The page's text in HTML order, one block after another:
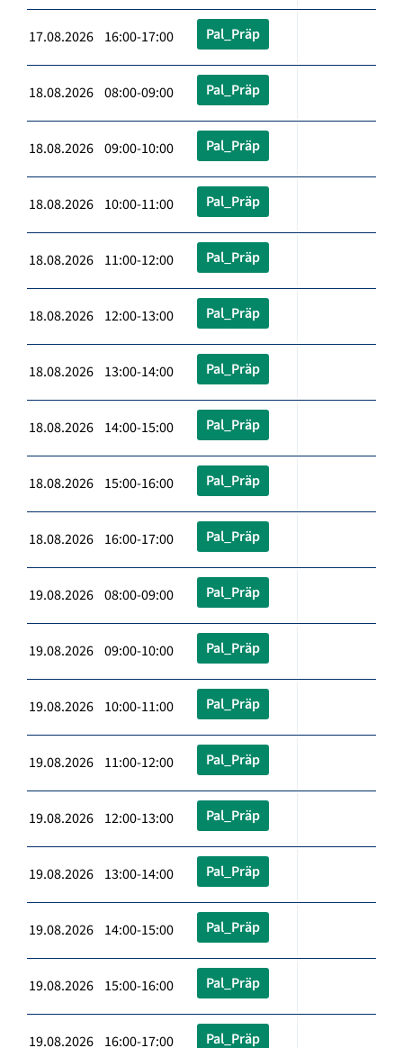
17.08.2026 16:00-17:00 Pal_Präp
18.08.2026 08:00-09:00 Pal_Präp
18.08.2026 09:00-10:00 Pal_Präp
18.08.2026 10:00-11:00 Pal_Präp
18.08.2026 11:00-12:00 Pal_Präp
18.08.2026 12:00-13:00 Pal_Präp
18.08.2026 13:00-14:00 Pal_Präp
18.08.2026 14:00-15:00 Pal_Präp
18.08.2026 15:00-16:00 Pal_Präp
18.08.2026 16:00-17:00 Pal_Präp
19.08.2026 08:00-09:00 Pal_Präp
19.08.2026 09:00-10:00 Pal_Präp
19.08.2026 10:00-11:00 Pal_Präp
19.08.2026 11:00-12:00 Pal_Präp
19.08.2026 12:00-13:00 Pal_Präp
19.08.2026 13:00-14:00 Pal_Präp
19.08.2026 14:00-15:00 Pal_Präp
19.08.2026 15:00-16:00 Pal_Präp
19.08.2026 16:00-17:00 Pal_Präp